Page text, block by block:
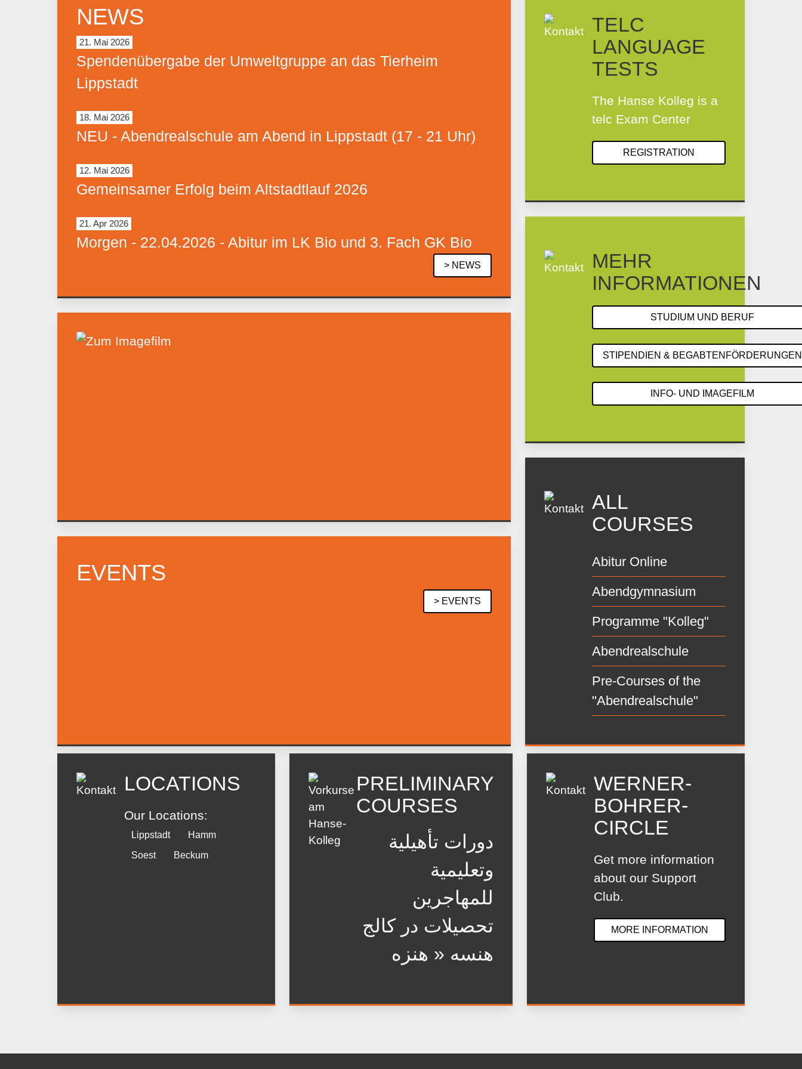
NEWS
21. Mai 2026
Spendenübergabe der Umweltgruppe an das Tierheim
Lippstadt
18. Mai 2026
NEU - Abendrealschule am Abend in Lippstadt (17 - 21 Uhr)
12. Mai 2026
Gemeinsamer Erfolg beim Altstadtlauf 2026
21. Apr 2026
Morgen - 22.04.2026 - Abitur im LK Bio und 3. Fach GK Bio
> NEWS
EVENTS
> EVENTS
TELC
LANGUAGE
TESTS
The Hanse Kolleg is a
telc Exam Center
REGISTRATION
MEHR
INFORMATIONEN
STUDIUM UND BERUF
STIPENDIEN & BEGABTENFÖRDERUNGEN
INFO- UND IMAGEFILM
ALL
COURSES
Abitur Online
Abendgymnasium
Programme "Kolleg"
Abendrealschule
Pre-Courses of the
"Abendrealschule"
LOCATIONS
Our Locations:
Lippstadt
Hamm
Soest
Beckum
PRELIMINARY
COURSES
دورات تأهيلية
وتعليمية
للمهاجرين
تحصیلات در کالج
هنسه « هنزه
WERNER-
BOHRER-
CIRCLE
Get more information
about our Support
Club.
MORE INFORMATION